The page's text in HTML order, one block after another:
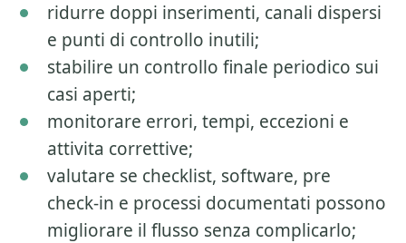
ridurre doppi inserimenti, canali dispersi
e punti di controllo inutili;
stabilire un controllo finale periodico sui
casi aperti;
monitorare errori, tempi, eccezioni e
attivita correttive;
valutare se checklist, software, pre
check-in e processi documentati possono
migliorare il flusso senza complicarlo;